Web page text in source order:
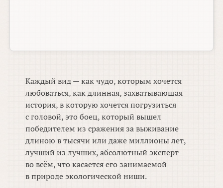
Каждый вид — как чудо, которым хочется
любоваться, как длинная, захватывающая
история, в которую хочется погрузиться
с головой, это боец, который вышел
победителем из сражения за выживание
длиною в тысячи или даже миллионы лет,
лучший из лучших, абсолютный эксперт
во всём, что касается его занимаемой
в природе экологической ниши.